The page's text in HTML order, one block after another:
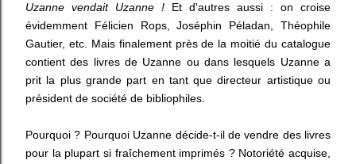
Uzanne vendait Uzanne ! Et d'autres aussi : on croise
évidemment Félicien Rops, Joséphin Péladan, Théophile
Gautier, etc. Mais finalement près de la moitié du catalogue
contient des livres de Uzanne ou dans lesquels Uzanne a
prit la plus grande part en tant que directeur artistique ou
président de société de bibliophiles.
Pourquoi ? Pourquoi Uzanne décide-t-il de vendre des livres
pour la plupart si fraîchement imprimés ? Notoriété acquise,